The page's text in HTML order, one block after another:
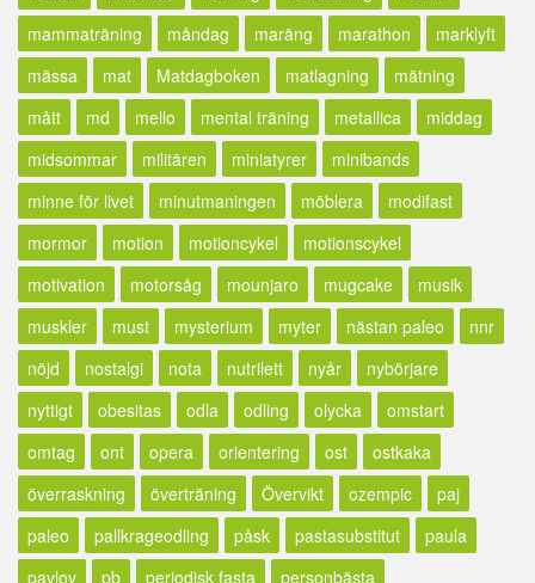
mammaträning
måndag maräng marathon
marklyft
mässa
mat Matdagboken matlagning
mätning
mått
md mello mental träning metallica
middag
midsommar
militären miniatyrer
minibands
minne för livet
minutmaningen möblera
modifast
mormor
motion motioncykel
motionscykel
motivation
motorsåg mounjaro mugcake
musik
muskler
must mysterium myter nästan paleo
nnr
nöjd
nostalgi nota nutrilett nyår
nybörjare
nyttigt
obesitas odla odling olycka
omstart
omtag
ont opera orientering ost
ostkaka
överraskning
överträning Övervikt ozempic
paj
paleo
pallkrageodling påsk pastasubstitut
paula
pavlov
pb periodisk fasta
personbästa